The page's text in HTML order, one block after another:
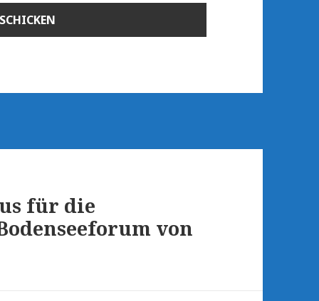
für die
von